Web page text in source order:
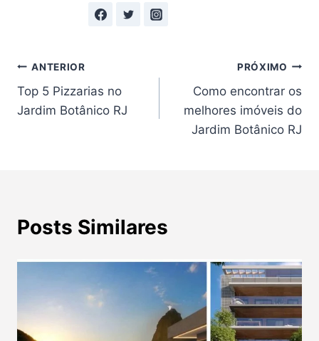
Navegação
de
ANTERIOR
Top 5 Pizzarias no
Jardim Botânico RJ
PRÓXIMO
Como encontrar os
melhores imóveis do
Jardim Botânico RJ
Posts Similares